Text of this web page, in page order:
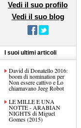
Vedi il suo profilo
Vedi il suo blog
I suoi ultimi articoli
David di Donatello 2016:
boom di nomination per
Non essere cattivo e Lo
chiamavano Jeeg Robot
LE MILLE E UNA
NOTTE - ARABIAN
NIGHTS di Miguel
Gomes (2015)